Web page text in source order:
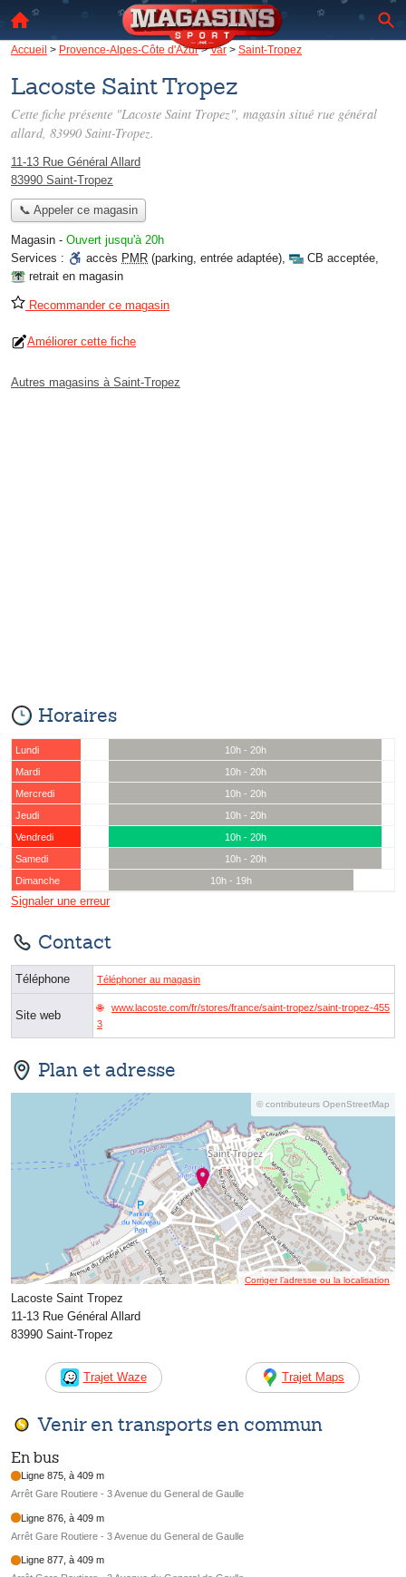
Accueil > Provence-Alpes-Côte d'Azur>Var > Saint-Tropez
Lacoste Saint Tropez
Cette fiche présente "Lacoste Saint Tropez", magasin situé rue général
allard, 83990 Saint-Tropez.
11-13 Rue Général Allard
83990 Saint-Tropez
📞 Appeler ce magasin
Magasin - Ouvert jusqu'à 20h
Services :
accès PMR (parking, entrée adaptée), CB acceptée,
retrait en magasin
Recommander ce magasin
Améliorer cette fiche
Autres magasins à Saint-Tropez
Horaires
Lundi
10h - 20h
Mardi
10h - 20h
Mercredi
10h - 20h
Jeudi
10h - 20h
Vendredi
10h - 20h
Samedi
10h - 20h
Dimanche
10h - 19h
Signaler une erreur
Contact
Téléphone Téléphoner au magasin
Site web
www.lacoste.com/fr/stores/france/saint-tropez/saint-tropez-455
3
Plan et adresse
© contributeurs OpenStreetMap
Corriger l’adresse ou la localisation
Lacoste Saint Tropez
11-13 Rue Général Allard
83990 Saint-Tropez
Trajet Waze Trajet Maps
Venir en transports en commun
En bus
Ligne 875, à 409 m
Arrêt Gare Routiere - 3 Avenue du General de Gaulle
Ligne 876, à 409 m
Arrêt Gare Routiere - 3 Avenue du General de Gaulle
Ligne 877, à 409 m